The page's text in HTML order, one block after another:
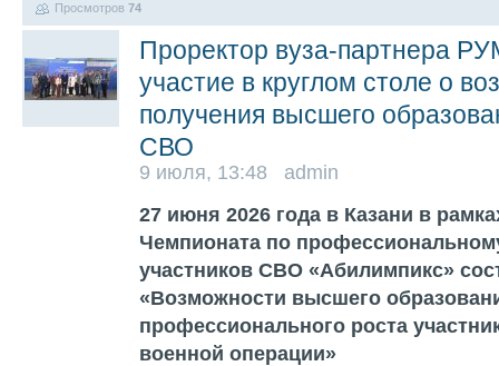
Просмотров 74
Проректор вуза-партнера
участие в круглом столе о
получения высшего
СВО
9 июля, 13:48 admin
27 июня 2026 года в Казани в
Чемпионата по
участников СВО «Абилимпикс»
«Возможности высшего
профессионального роста
военной операции»